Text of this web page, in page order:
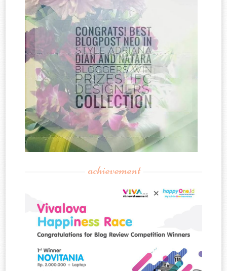
achievement